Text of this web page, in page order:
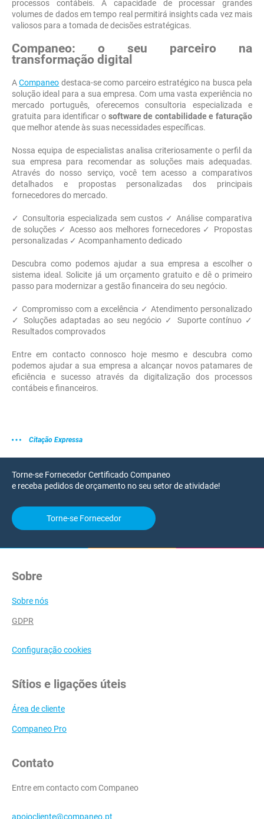
processos contábeis. A capacidade de processar grandes
volumes de dados em tempo real permitirá insights cada vez mais
valiosos para a tomada de decisões estratégicas.
Companeo: o seu parceiro na
transformação digital
ACompaneo destaca-se como parceiro estratégico na busca pela
solução ideal para a sua empresa. Com uma vasta experiência no
mercado português, oferecemos consultoria especializada e
gratuita para identificar o software de contabilidade e faturação
que melhor atende às suas necessidades específicas.
Nossa equipa de especialistas analisa criteriosamente o perfil da
sua empresa para recomendar as soluções mais adequadas.
Através do nosso serviço, você tem acesso a comparativos
detalhados e propostas personalizadas dos principais
fornecedores do mercado.
✓ Consultoria especializada sem custos ✓ Análise comparativa
de soluções ✓ Acesso aos melhores fornecedores ✓ Propostas
personalizadas ✓ Acompanhamento dedicado
Descubra como podemos ajudar a sua empresa a escolher o
sistema ideal. Solicite já um orçamento gratuito e dê o primeiro
passo para modernizar a gestão financeira do seu negócio.
✓ Compromisso com a excelência ✓ Atendimento personalizado
✓ Soluções adaptadas ao seu negócio ✓ Suporte contínuo ✓
Resultados comprovados
Entre em contacto connosco hoje mesmo e descubra como
podemos ajudar a sua empresa a alcançar novos patamares de
eficiência e sucesso através da digitalização dos processos
contábeis e financeiros.
Citação Expressa
Torne-se Fornecedor Certificado Companeo
e receba pedidos de orçamento no seu setor de atividade!
Torne-se Fornecedor
Sobre
Sobre nós
GDPR
Configuração cookies
Sítios e ligações úteis
Área de cliente
Companeo Pro
Contato
Entre em contacto com Companeo
apoiocliente@companeo.pt